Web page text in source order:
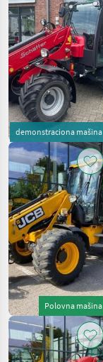
demonstraciona mašina
Polovna mašina